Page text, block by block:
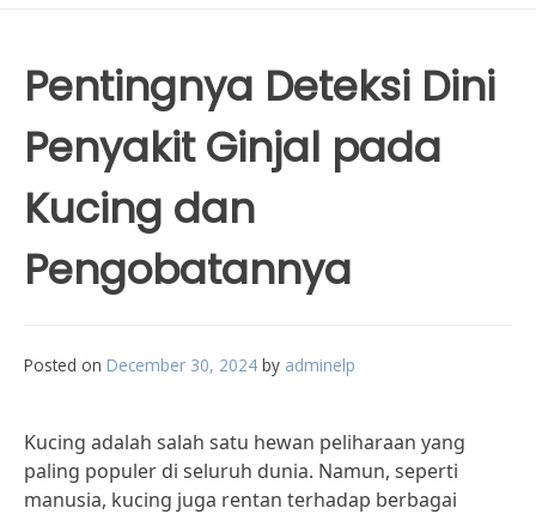
Pentingnya Deteksi Dini
Penyakit Ginjal pada
Kucing dan
Pengobatannya
Posted on December 30, 2024 by adminelp
Kucing adalah salah satu hewan peliharaan yang
paling populer di seluruh dunia. Namun, seperti
manusia, kucing juga rentan terhadap berbagai